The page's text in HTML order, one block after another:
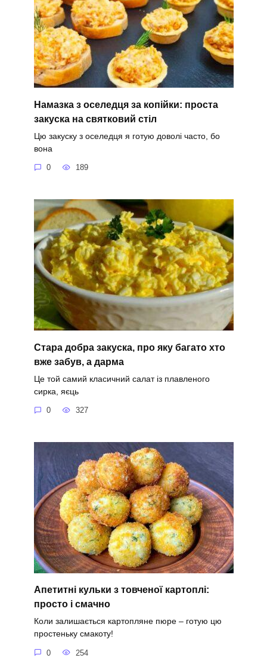
Намазка з оселедця за копійки: проста
закуска на святковий стіл
Цю закуску з оселедця я готую доволі часто, бо
вона
0 189
Стара добра закуска, про яку багато хто
вже забув, а дарма
Це той самий класичний салат із плавленого
сирка, яєць
0 327
Апетитні кульки з товченої картоплі:
просто і смачно
Коли залишається картопляне пюре – готую цю
простеньку смакоту!
0 254